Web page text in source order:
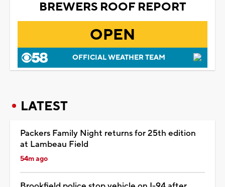
BREWERS ROOF REPORT
OPEN
OFFICIAL WEATHER TEAM
LATEST
Packers Family Night returns for 25th edition
at Lambeau Field
54m ago